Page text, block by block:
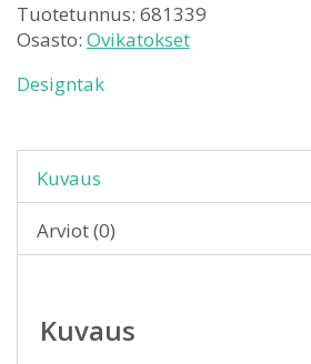
Tuotetunnus: 681339
Osasto: Ovikatokset
Designtak
Kuvaus
Arviot (0)
Kuvaus